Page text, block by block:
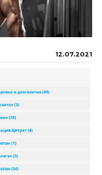
12.07.2021